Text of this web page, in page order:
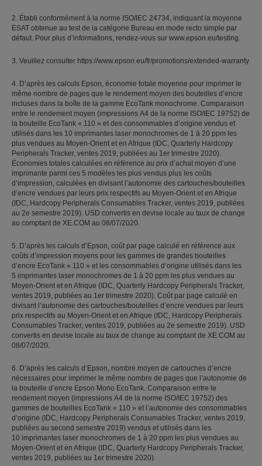
2. Établi conformément à la norme ISO/IEC 24734, indiquant la moyenne
ESAT obtenue au test de la catégorie Bureau en mode recto simple par
défaut. Pour plus d’informations, rendez-vous sur www.epson.eu/testing.
3. Veuillez consulter https://www.epson.eu/fr/promotions/extended-warranty
4. D’après les calculs Epson, économie totale moyenne pour imprimer le
même nombre de pages que le rendement moyen des bouteilles d’encre
incluses dans la boîte de la gamme EcoTank monochrome. Comparaison
entre le rendement moyen (impressions A4 de la norme ISO/IEC 19752) de
la bouteille EcoTank « 110 » et des consommables d’origine vendus et
utilisés dans les 10 imprimantes laser monochromes de 1 à 20 ppm les
plus vendues au Moyen-Orient et en Afrique (IDC, Quarterly Hardcopy
Peripherals Tracker, ventes 2019, publiées au 1er trimestre 2020).
Économies totales calculées en référence au prix d’achat moyen d’une
imprimante parmi ces 5 modèles les plus vendus plus les coûts
d’impression, calculées en divisant l’autonomie des cartouches/bouteilles
d’encre vendues par leurs prix respectifs au Moyen-Orient et en Afrique
(IDC, Hardcopy Peripherals Consumables Tracker, ventes 2019, publiées
au 2e semestre 2019). USD convertis en devise locale au taux de change
au comptant de XE.COM au 08/07/2020.
5. D’après les calculs d’Epson, coût par page calculé en référence aux
coûts d’impression moyens pour les gammes de grandes bouteilles
d’encre EcoTank « 110 » et les consommables d’origine utilisés dans les
5 imprimantes laser monochromes de 1 à 20 ppm les plus vendues au
Moyen-Orient et en Afrique (IDC, Quarterly Hardcopy Peripherals Tracker,
ventes 2019, publiées au 1er trimestre 2020). Coût par page calculé en
divisant l’autonomie des cartouches/bouteilles d’encre vendues par leurs
prix respectifs au Moyen-Orient et en Afrique (IDC, Hardcopy Peripherals
Consumables Tracker, ventes 2019, publiées au 2e semestre 2019). USD
convertis en devise locale au taux de change au comptant de XE.COM au
08/07/2020.
6. D’après les calculs d’Epson, nombre moyen de cartouches d’encre
nécessaires pour imprimer le même nombre de pages que l’autonomie de
la bouteille d’encre Epson Mono EcoTank. Comparaison entre le
rendement moyen (impressions A4 de la norme ISO/IEC 19752) des
gammes de bouteilles EcoTank « 110 » et l’autonomie des consommables
d’origine (IDC, Hardcopy Peripherals Consumables Tracker, ventes 2019,
publiées au second semestre 2019) vendus et utilisés dans les
10 imprimantes laser monochromes de 1 à 20 ppm les plus vendues au
Moyen-Orient et en Afrique (IDC, Quarterly Hardcopy Peripherals Tracker,
ventes 2019, publiées au 1er trimestre 2020).